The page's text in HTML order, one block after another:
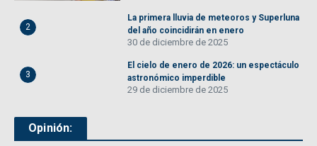
2
La primera lluvia de meteoros y Superluna
del año coincidirán en enero
30 de diciembre de 2025
3
El cielo de enero de 2026: un espectáculo
astronómico imperdible
29 de diciembre de 2025
Opinión: